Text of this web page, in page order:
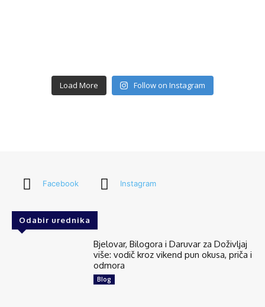
Load More Follow on Instagram
Facebook Instagram
Odabir urednika
Bjelovar, Bilogora i Daruvar za Doživljaj
više: vodič kroz vikend pun okusa, priča i
odmora
Blog